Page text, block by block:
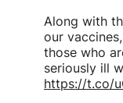
Along with
our
those who
seriously ill
https://t.co/